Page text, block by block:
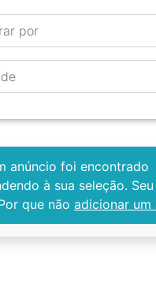
anúncio foi encontrado
à sua seleção.
que não adicionar um